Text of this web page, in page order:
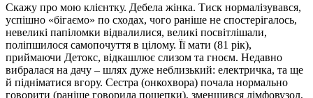
Скажу про мою клієнтку. Дебела жінка. Тиск нормалізувався,
успішно «бігаємо» по сходах, чого раніше не спостерігалось,
невеликі папіломки відвалилися, великі посвітлішали,
поліпшилося самопочуття в цілому. Її мати (81 рік),
приймаючи Детокс, відкашлює слизом та гноєм. Недавно
вибралася на дачу – шлях дуже неблизький: електричка, та ще
й підніматися вгору. Сестра (онкохвора) почала нормально
говорити (раніше говорила пошепки), зменшився лімфовузол,